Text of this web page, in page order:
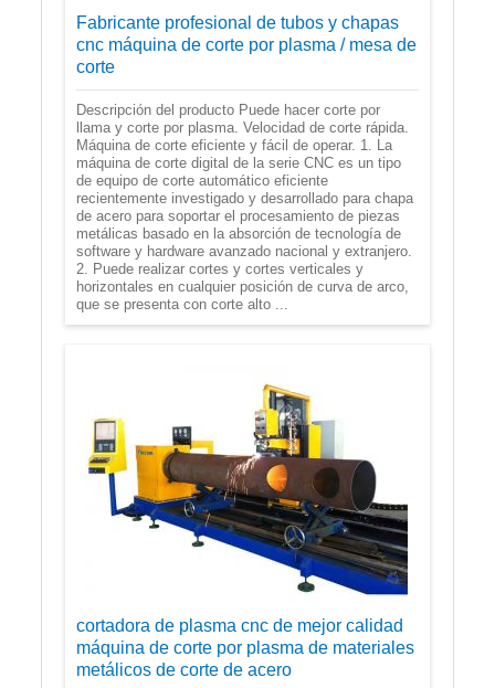
Fabricante profesional de tubos y chapas
cnc máquina de corte por plasma / mesa de
corte
Descripción del producto Puede hacer corte por
llama y corte por plasma. Velocidad de corte rápida.
Máquina de corte eficiente y fácil de operar. 1. La
máquina de corte digital de la serie CNC es un tipo
de equipo de corte automático eficiente
recientemente investigado y desarrollado para chapa
de acero para soportar el procesamiento de piezas
metálicas basado en la absorción de tecnología de
software y hardware avanzado nacional y extranjero.
2. Puede realizar cortes y cortes verticales y
horizontales en cualquier posición de curva de arco,
que se presenta con corte alto ...
cortadora de plasma cnc de mejor calidad
máquina de corte por plasma de materiales
metálicos de corte de acero